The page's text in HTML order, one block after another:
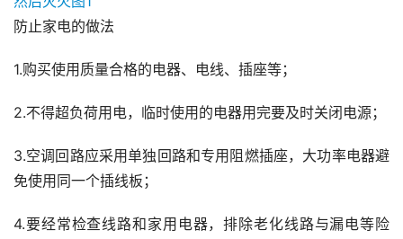
防止家电的做法
1.购买使用质量合格的电器、电线、插座等；
2.不得超负荷用电，临时使用的电器用完要及时关闭电源；
3.空调回路应采用单独回路和专用阻燃插座，大功率电器避
免使用同一个插线板；
4.要经常检查线路和家用电器，排除老化线路与漏电等险